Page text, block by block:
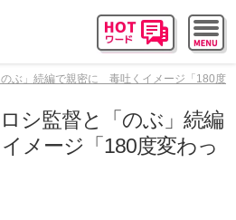
ぶ」続編で親密に 毒吐くイメージ「180度
シ監督と「のぶ」続編
メージ「180度変わっ